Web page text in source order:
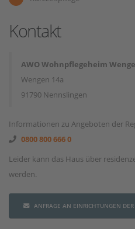
Kontakt
AWO Wohnpflegeheim
Wengen 14a
91790 Nennslingen
Informationen zu Angeboten der
0800 800 666 0
Leider kann das Haus über
werden.
ANFRAGE AN EINRICHTUNGEN DER